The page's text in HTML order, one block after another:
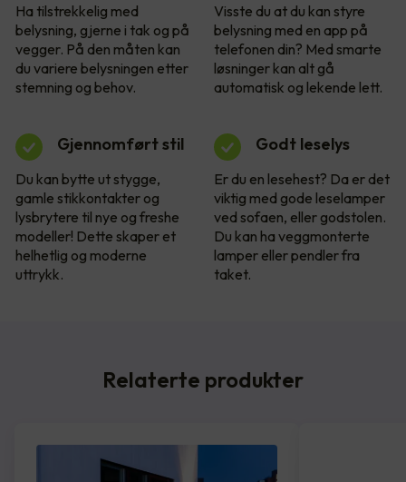
Ha tilstrekkelig med
belysning, gjerne i tak og på
vegger. På den måten kan
du variere belysningen etter
stemning og behov.
Visste du at du kan styre
belysning med en app på
telefonen din? Med smarte
løsninger kan alt gå
automatisk og lekende lett.
Gjennomført stil
Du kan bytte ut stygge,
gamle stikkontakter og
lysbrytere til nye og freshe
modeller! Dette skaper et
helhetlig og moderne
uttrykk.
Godt leselys
Er du en lesehest? Da er det
viktig med gode leselamper
ved sofaen, eller godstolen.
Du kan ha veggmonterte
lamper eller pendler fra
taket.
Relaterte produkter